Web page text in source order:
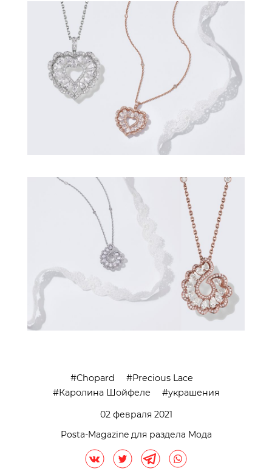
Chopard
Precious Lace
Каролина Шойфеле
украшения
02 февраля 2021
Posta-Magazine для раздела Мода